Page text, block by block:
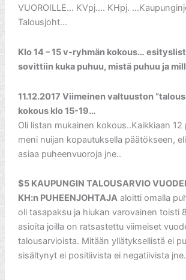
VUOROILLE… KVpj…. KHpj.
Talousjoht…
Klo 14 – 15 v-ryhmän kokous…
sovittiin kuka puhuu, mistä puhuu ja
11.12.2017 Viimeinen valtuuston
kokous klo 15-19…
Oli listan mukainen kokous..Kaikkiaan 12
meni nuijan kopautuksella päätökseen,
asiaa puheenvuoroja jne..
$5 KAUPUNGIN TALOUSARVIO
KH:n PUHEENJOHTAJAaloitti omalla
oli tasapaksu ja hiukan varovainen toisti
asioita joilla on ratsastettu viimeiset
talousarvioista. Mitään yllätyksellistä ei
sisältynyt ei positiivista ei negatiivista